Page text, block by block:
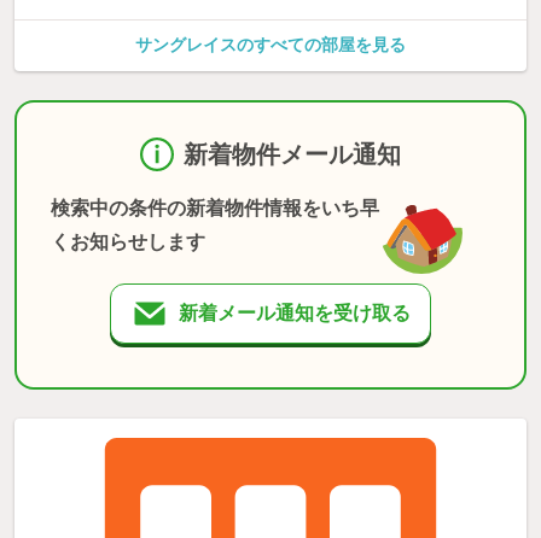
サングレイスのすべての部屋を見る
新着物件メール通知
検索中の条件の新着物件情報をいち早
くお知らせします
新着メール通知を受け取る